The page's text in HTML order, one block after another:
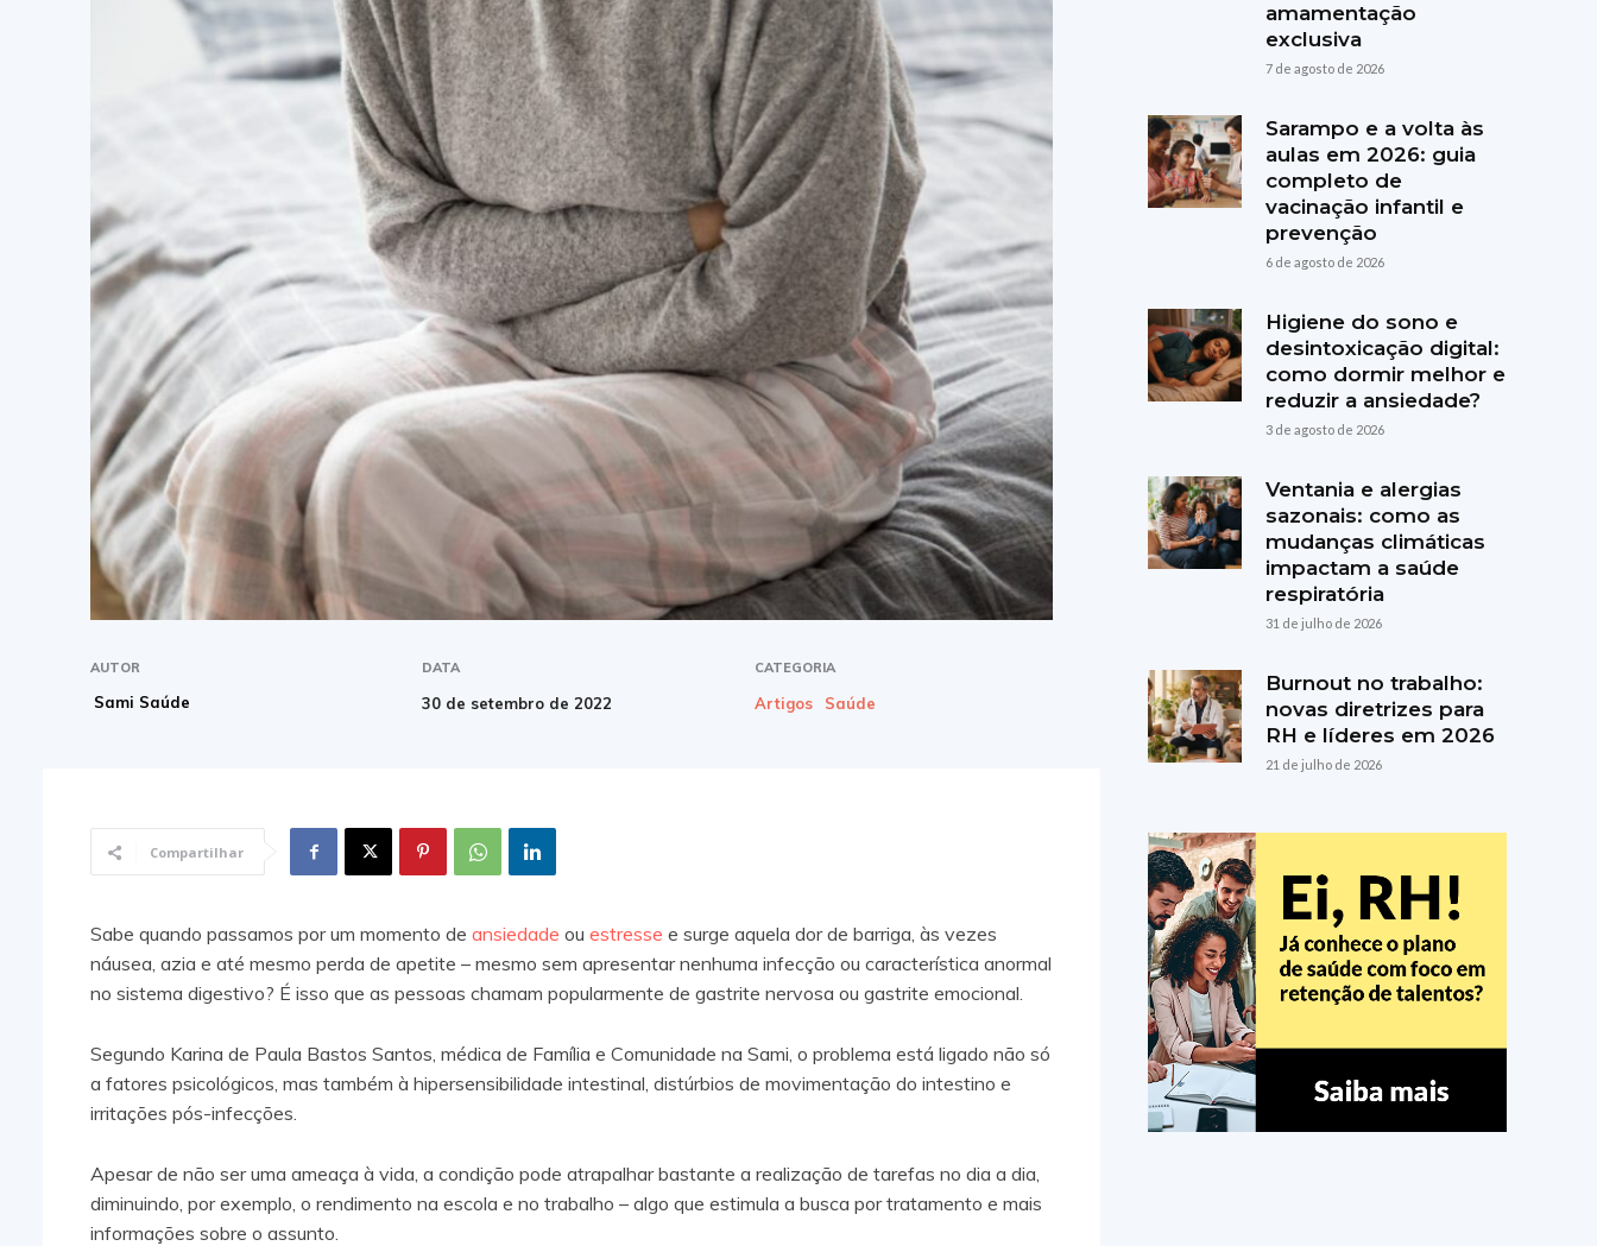
AUTOR
Sami Saúde
DATA
30 de setembro de 2022
CATEGORIA
Artigos Saúde
Compartilhar
Sabe quando passamos por um momento de ansiedade ou estresse e surge aquela dor de barriga, às vezes
náusea, azia e até mesmo perda de apetite – mesmo sem apresentar nenhuma infecção ou característica anormal
no sistema digestivo? É isso que as pessoas chamam popularmente de gastrite nervosa ou gastrite emocional.
Segundo Karina de Paula Bastos Santos, médica de Família e Comunidade na Sami, o problema está ligado não só
a fatores psicológicos, mas também à hipersensibilidade intestinal, distúrbios de movimentação do intestino e
irritações pós-infecções.
Apesar de não ser uma ameaça à vida, a condição pode atrapalhar bastante a realização de tarefas no dia a dia,
diminuindo, por exemplo, o rendimento na escola e no trabalho – algo que estimula a busca por tratamento e mais
informações sobre o assunto.
amamentação
exclusiva
7 de agosto de 2026
Sarampo e a volta às
aulas em 2026: guia
completo de
vacinação infantil e
prevenção
6 de agosto de 2026
Higiene do sono e
desintoxicação digital:
como dormir melhor e
reduzir a ansiedade?
3 de agosto de 2026
Ventania e alergias
sazonais: como as
mudanças climáticas
impactam a saúde
respiratória
31 de julho de 2026
Burnout no trabalho:
novas diretrizes para
RH e líderes em 2026
21 de julho de 2026